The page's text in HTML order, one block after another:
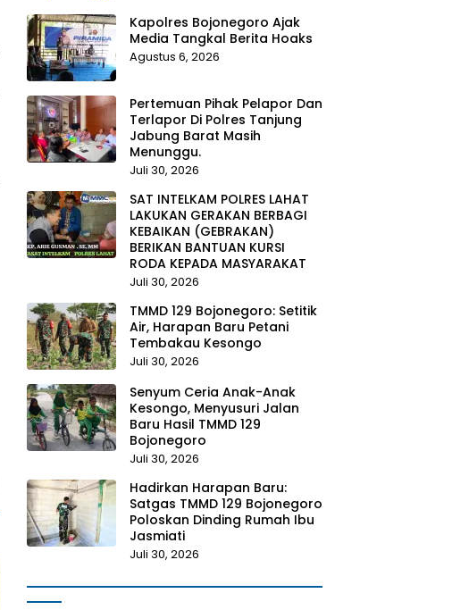
Kapolres Bojonegoro Ajak
Media Tangkal Berita Hoaks
Agustus 6, 2026
Pertemuan Pihak Pelapor Dan
Terlapor Di Polres Tanjung
Jabung Barat Masih
Menunggu.
Juli 30, 2026
SAT INTELKAM POLRES LAHAT
LAKUKAN GERAKAN BERBAGI
KEBAIKAN (GEBRAKAN)
BERIKAN BANTUAN KURSI
RODA KEPADA MASYARAKAT
Juli 30, 2026
TMMD 129 Bojonegoro: Setitik
Air, Harapan Baru Petani
Tembakau Kesongo
Juli 30, 2026
Senyum Ceria Anak-Anak
Kesongo, Menyusuri Jalan
Baru Hasil TMMD 129
Bojonegoro
Juli 30, 2026
Hadirkan Harapan Baru:
Satgas TMMD 129 Bojonegoro
Poloskan Dinding Rumah Ibu
Jasmiati
Juli 30, 2026